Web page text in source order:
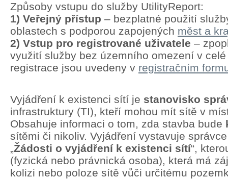
Způsoby vstupu do služby UtilityReport:
1) Veřejný přístup – bezplatné použití
oblastech s podporou zapojených měst a
2) Vstup pro registrované uživatele –
využití služby bez územního omezení v
registrace jsou uvedeny v registračním
Vyjádření k existenci sítí je stanovisko
infrastruktury (TI), kteří mohou mít sítě v
Obsahuje informaci o tom, zda stavba bude
sítěmi či nikoliv. Vyjádření vystavuje
„Žádosti o vyjádření k existenci sítí“,
(fyzická nebo právnická osoba), která má
kolizi nebo poloze sítě vůči určitému